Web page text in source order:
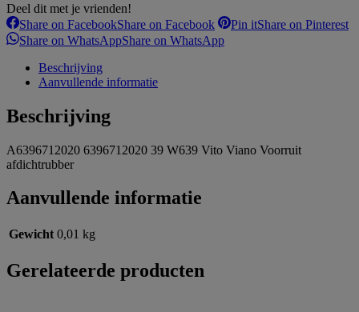
Deel dit met je vrienden!
Share on FacebookShare on Facebook Pin itShare on Pinterest
Share on WhatsAppShare on WhatsApp
Beschrijving
Aanvullende informatie
Beschrijving
A6396712020 6396712020 39 W639 Vito Viano Voorruit
afdichtrubber
Aanvullende informatie
Gewicht 0,01 kg
Gerelateerde producten